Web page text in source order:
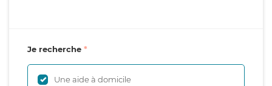
Je recherche
Une aide à domicile